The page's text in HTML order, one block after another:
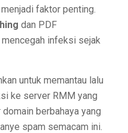
faktor penting.
dan PDF
infeksi sejak
untuk memantau lalu
ke server RMM yang
berbahaya yang
spam semacam ini.